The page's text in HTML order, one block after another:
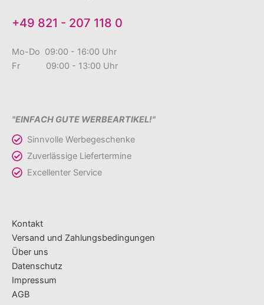
+49 821 - 207 118 0
Mo-Do 09:00 - 16:00 Uhr
Fr 09:00 - 13:00 Uhr
"EINFACH GUTE WERBEARTIKEL!"
Sinnvolle Werbegeschenke
Zuverlässige Liefertermine
Excellenter Service
Kontakt
Versand und Zahlungsbedingungen
Über uns
Datenschutz
Impressum
AGB